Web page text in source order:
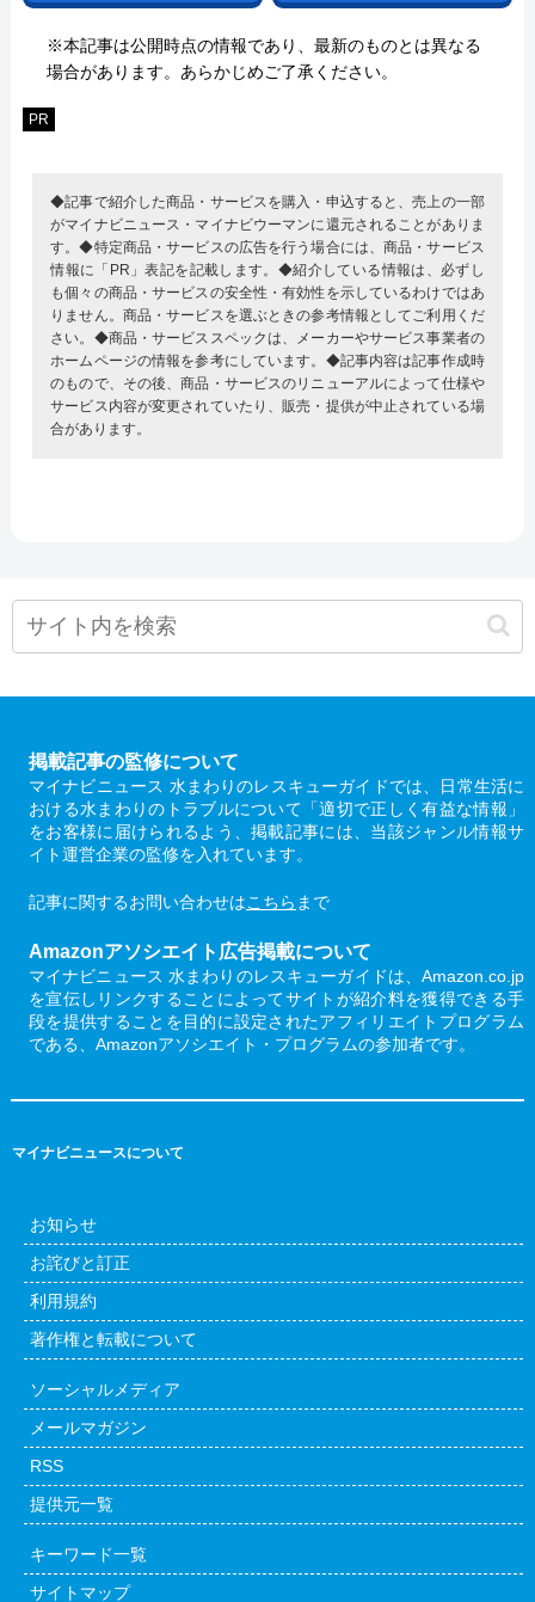
※本記事は公開時点の情報であり、最新のものとは異なる
場合があります。あらかじめご了承ください。
PR
◆記事で紹介した商品・サービスを購入・申込すると、売上の一部
がマイナビニュース・マイナビウーマンに還元されることがありま
す。◆特定商品・サービスの広告を行う場合には、商品・サービス
情報に「PR」表記を記載します。◆紹介している情報は、必ずし
も個々の商品・サービスの安全性・有効性を示しているわけではあ
りません。商品・サービスを選ぶときの参考情報としてご利用くだ
さい。◆商品・サービススペックは、メーカーやサービス事業者の
ホームページの情報を参考にしています。◆記事内容は記事作成時
のもので、その後、商品・サービスのリニューアルによって仕様や
サービス内容が変更されていたり、販売・提供が中止されている場
合があります。
掲載記事の監修について
マイナビニュース 水まわりのレスキューガイドでは、日常生活に
おける水まわりのトラブルについて「適切で正しく有益な情報」
をお客様に届けられるよう、掲載記事には、当該ジャンル情報サ
イト運営企業の監修を入れています。
記事に関するお問い合わせはこちら まで
Amazonアソシエイト広告掲載について
マイナビニュース 水まわりのレスキューガイドは、Amazon.co.jp
を宣伝しリンクすることによってサイトが紹介料を獲得できる手
段を提供することを目的に設定されたアフィリエイトプログラム
である、Amazonアソシエイト・プログラムの参加者です。
マイナビニュースについて
お知らせ
お詫びと訂正
利用規約
著作権と転載について
ソーシャルメディア
メールマガジン
RSS
提供元一覧
キーワード一覧
サイトマップ